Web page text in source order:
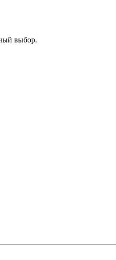
выбор.